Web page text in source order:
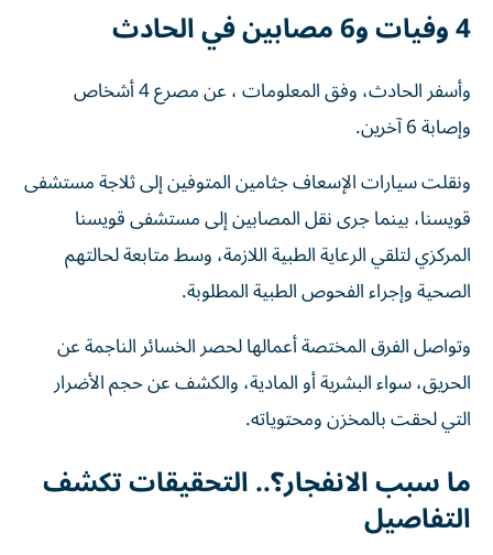
4 وفيات و6 مصابين في الحادث
وأسفر الحادث، وفق المعلومات ، عن مصرع 4 أشخاص
وإصابة 6 آخرين.
ونقلت سيارات الإسعاف جثامين المتوفين إلى ثلاجة مستشفى
قويسنا، بينما جرى نقل المصابين إلى مستشفى قويسنا
المركزي لتلقي الرعاية الطبية اللازمة، وسط متابعة لحالتهم
الصحية وإجراء الفحوص الطبية المطلوبة.
وتواصل الفرق المختصة أعمالها لحصر الخسائر الناجمة عن
الحريق، سواء البشرية أو المادية، والكشف عن حجم الأضرار
التي لحقت بالمخزن ومحتوياته.
ما سبب الانفجار؟.. التحقيقات تكشف
التفاصيل